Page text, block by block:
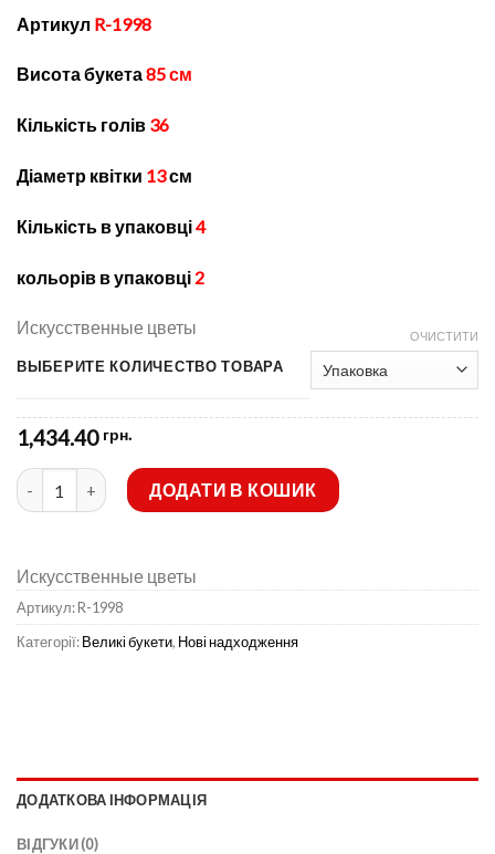
Артикул R-1998
Висота букета85 см
Кількість голів 36
Діаметр квітки 13см
Кількість в упаковці4
кольорів в упаковці 2
Искусственные цветы
ВЫБЕРИТЕ КОЛИЧЕСТВО ТОВАРА
ОЧИСТИТИ
1,434.40 грн.
Штучні квіти-Півонія синя і жовта атласна 36 голів не прес R-
ДОДАТИ В КОШИК
Искусственные цветы
Артикул:R-1998
Категорії:Великі букети, Нові надходження
ДОДАТКОВА ІНФОРМАЦІЯ
ВІДГУКИ (0)